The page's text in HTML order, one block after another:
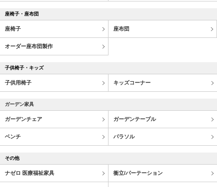
座椅子・座布団
座椅子 座布団
オーダー座布団製作
子供椅子・キッズ
子供用椅子 キッズコーナー
ガーデン家具
ガーデンチェア ガーデンテーブル
ベンチ パラソル
その他
ナゼロ 医療福祉家具 衝立/パーテーション